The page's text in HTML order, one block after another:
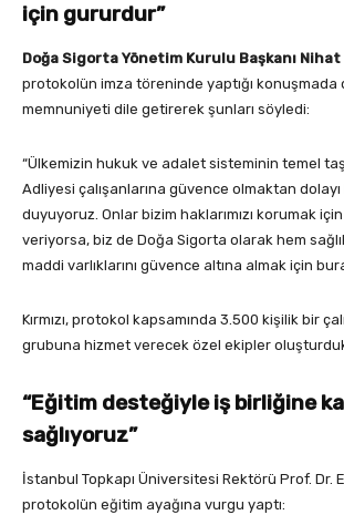
için gururdur”
Doğa Sigorta Yönetim Kurulu Başkanı Nihat
protokolün imza töreninde yaptığı konuşmada
memnuniyeti dile getirerek şunları söyledi:
“Ülkemizin hukuk ve adalet sisteminin temel
Adliyesi çalışanlarına güvence olmaktan
duyuyoruz. Onlar bizim haklarımızı korumak
veriyorsa, biz de Doğa Sigorta olarak hem
maddi varlıklarını güvence altına almak için
Kırmızı, protokol kapsamında 3.500 kişilik bir
grubuna hizmet verecek özel ekipler
“Eğitim desteğiyle iş birliğine
sağlıyoruz”
İstanbul Topkapı Üniversitesi Rektörü Prof. Dr.
protokolün eğitim ayağına vurgu yaptı: